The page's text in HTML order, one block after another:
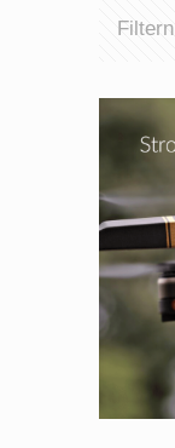
Filtern